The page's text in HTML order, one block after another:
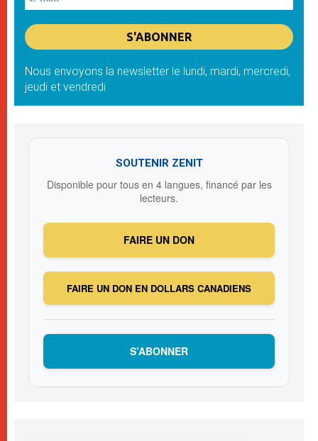
Nous envoyons la newsletter le lundi, mardi, mercredi,
jeudi et vendredi
SOUTENIR ZENIT
Disponible pour tous en 4 langues, financé par les
lecteurs.
FAIRE UN DON
FAIRE UN DON EN DOLLARS CANADIENS
S’ABONNER